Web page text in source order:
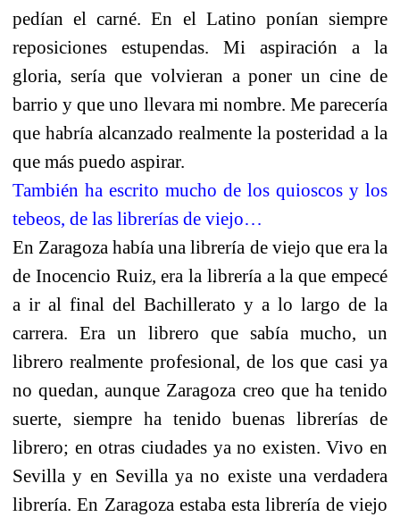
pedían el carné. En el Latino ponían siempre
reposiciones estupendas. Mi aspiración a la
gloria, sería que volvieran a poner un cine de
barrio y que uno llevara mi nombre. Me parecería
que habría alcanzado realmente la posteridad a la
que más puedo aspirar.
También ha escrito mucho de los quioscos y los
tebeos, de las librerías de viejo…
En Zaragoza había una librería de viejo que era la
de Inocencio Ruiz, era la librería a la que empecé
a ir al final del Bachillerato y a lo largo de la
carrera. Era un librero que sabía mucho, un
librero realmente profesional, de los que casi ya
no quedan, aunque Zaragoza creo que ha tenido
suerte, siempre ha tenido buenas librerías de
librero; en otras ciudades ya no existen. Vivo en
Sevilla y en Sevilla ya no existe una verdadera
librería. En Zaragoza estaba esta librería de viejo